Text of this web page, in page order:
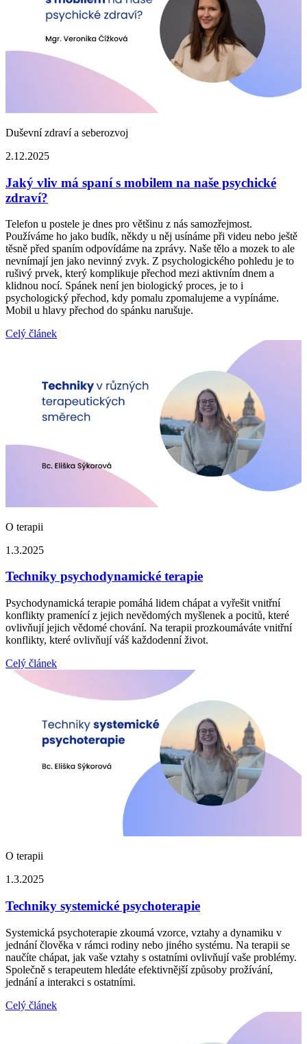
Duševní zdraví a seberozvoj
2.12.2025
Jaký vliv má spaní s mobilem na naše psychické
zdraví?
Telefon u postele je dnes pro většinu z nás samozřejmost.
Používáme ho jako budík, někdy u něj usínáme při videu nebo ještě
těsně před spaním odpovídáme na zprávy. Naše tělo a mozek to ale
nevnímají jen jako nevinný zvyk. Z psychologického pohledu je to
rušivý prvek, který komplikuje přechod mezi aktivním dnem a
klidnou nocí. Spánek není jen biologický proces, je to i
psychologický přechod, kdy pomalu zpomalujeme a vypínáme.
Mobil u hlavy přechod do spánku narušuje.
Celý článek
O terapii
1.3.2025
Techniky psychodynamické terapie
Psychodynamická terapie pomáhá lidem chápat a vyřešit vnitřní
konflikty pramenící z jejich nevědomých myšlenek a pocitů, které
ovlivňují jejich vědomé chování. Na terapii prozkoumáváte vnitřní
konflikty, které ovlivňují váš každodenní život.
Celý článek
O terapii
1.3.2025
Techniky systemické psychoterapie
Systemická psychoterapie zkoumá vzorce, vztahy a dynamiku v
jednání člověka v rámci rodiny nebo jiného systému. Na terapii se
naučíte chápat, jak vaše vztahy s ostatními ovlivňují vaše problémy.
Společně s terapeutem hledáte efektivnější způsoby prožívání,
jednání a interakci s ostatními.
Celý článek